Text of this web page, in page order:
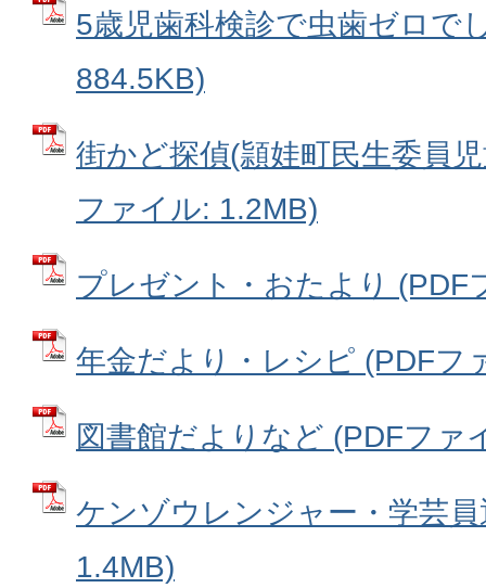
5歳児歯科検診で虫歯ゼロで
884.5KB)
街かど探偵(頴娃町民生委員
ファイル: 1.2MB)
プレゼント・おたより (PDF
年金だより・レシピ (PDFフ
図書館だよりなど (PDFファ
ケンゾウレンジャー・学芸
1.4MB)